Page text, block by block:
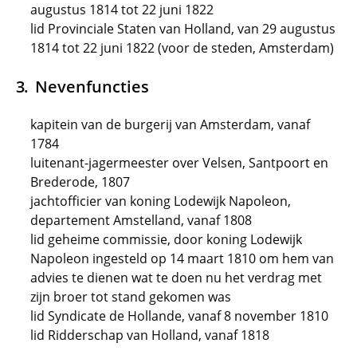
augustus 1814 tot 22 juni 1822
lid Provinciale Staten van Holland, van 29 augustus
1814 tot 22 juni 1822 (voor de steden, Amsterdam)
Nevenfuncties
kapitein van de burgerij van Amsterdam, vanaf
1784
luitenant-jagermeester over Velsen, Santpoort en
Brederode, 1807
jachtofficier van koning Lodewijk Napoleon,
departement Amstelland, vanaf 1808
lid geheime commissie, door koning Lodewijk
Napoleon ingesteld op 14 maart 1810 om hem van
advies te dienen wat te doen nu het verdrag met
zijn broer tot stand gekomen was
lid Syndicate de Hollande, vanaf 8 november 1810
lid Ridderschap van Holland, vanaf 1818